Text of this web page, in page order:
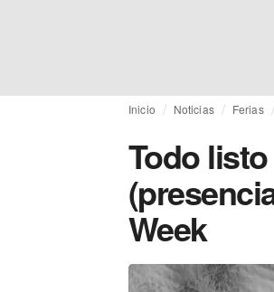
Inicio Noticias Ferias
Todo
Week